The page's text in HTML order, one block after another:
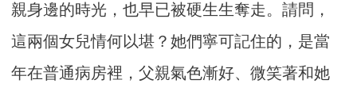
親身邊的時光，也早已被硬生生奪走。請問，
這兩個女兒情何以堪？她們寧可記住的，是當
年在普通病房裡，父親氣色漸好、微笑著和她